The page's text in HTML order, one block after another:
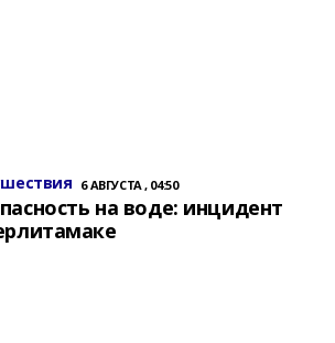
6 АВГУСТА , 04:50
на воде: инцидент